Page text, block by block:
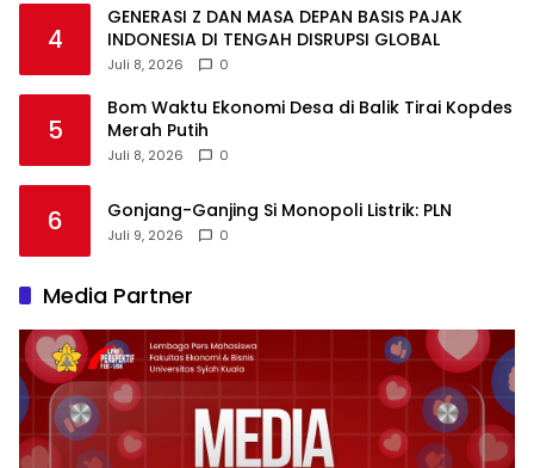
4
GENERASI Z DAN MASA DEPAN BASIS PAJAK
INDONESIA DI TENGAH DISRUPSI GLOBAL
Juli 8, 2026 0
5
Bom Waktu Ekonomi Desa di Balik Tirai Kopdes
Merah Putih
Juli 8, 2026 0
6 Gonjang-Ganjing Si Monopoli Listrik: PLN
Juli 9, 2026 0
Media Partner